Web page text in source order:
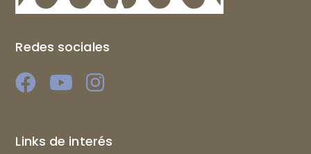
Redes sociales
Links de interés